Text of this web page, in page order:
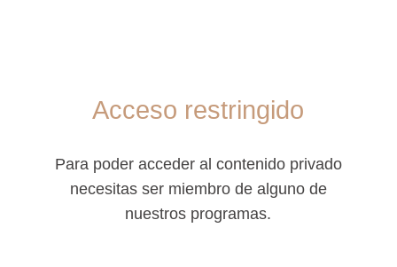
Acceso restringido
Para poder acceder al contenido privado
necesitas ser miembro de alguno de
nuestros programas.